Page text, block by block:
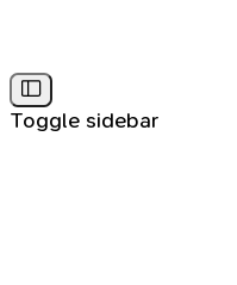
Toggle sidebar